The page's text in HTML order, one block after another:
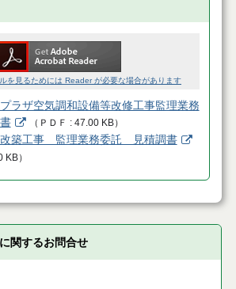
を見るためには Reader が必要な場合があります
ラザ空気調和設備等改修工事監理業務
（ ＰＤＦ 47.00 KB）
改築工事 監理業務委託 見積調書
KB）
関するお問合せ